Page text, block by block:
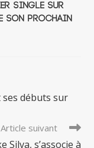
single sur
son prochain
ses débuts sur
Article suivant
Silva, s’associe à